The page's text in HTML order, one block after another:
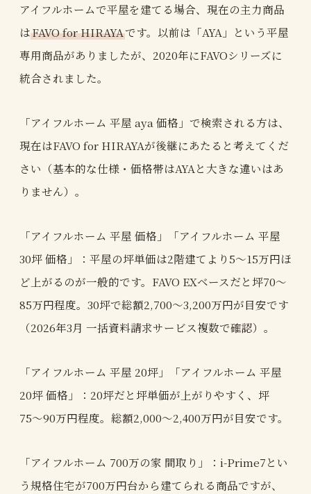
アイフルホームで平屋を建てる場合、現在の主力商品
はFAVO for HIRAYAです。以前は「AYA」という平屋
専用商品がありましたが、2020年にFAVOシリーズに
統合されました。
「アイフルホーム 平屋 aya 価格」で検索される方は、
現在はFAVO for HIRAYAが後継にあたると考えてくだ
さい（基本的な仕様・価格帯はAYAと大きな違いはあ
りません）。
「アイフルホーム 平屋 価格」「アイフルホーム 平屋
30坪 価格」：平屋の坪単価は2階建てより5〜15万円ほ
ど上がるのが一般的です。FAVO EXベースだと坪70〜
85万円程度。30坪で総額2,700〜3,200万円が目安です
（2026年3月 一括資料請求サービス複数で確認）。
「アイフルホーム 平屋 20坪」「アイフルホーム 平屋
20坪 価格」：20坪だと坪単価が上がりやすく、坪
75〜90万円程度。総額2,000〜2,400万円が目安です。
「アイフルホーム 700万の家 間取り」：i-Prime7とい
う規格住宅が700万円台から建てられる商品ですが、